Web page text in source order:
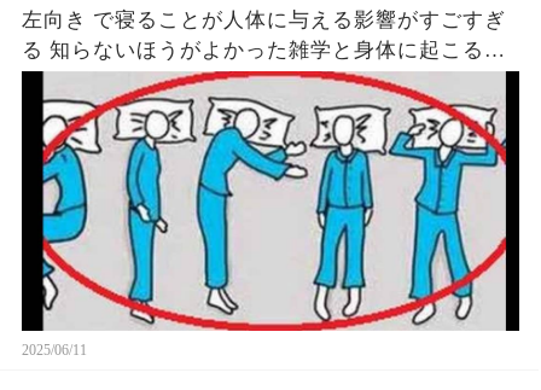
左向き で寝ることが人体に与える影響がすごすぎ
る 知らないほうがよかった雑学と身体に起こる現
象がヤバい… 驚くべき 大人の 面白いけど知ると後
悔
2025/06/11